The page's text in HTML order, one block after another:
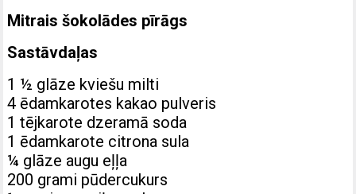
Mitrais šokolādes pīrāgs
Sastāvdaļas
1 ½ glāze kviešu milti
4 ēdamkarotes kakao pulveris
1 tējkarote dzeramā soda
1 ēdamkarote citrona sula
¼ glāze augu eļļa
200 grami pūdercukurs